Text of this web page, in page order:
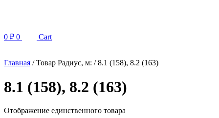
0 ₽ 0 Cart
Главная / Товар Радиус, м: / 8.1 (158), 8.2 (163)
8.1 (158), 8.2 (163)
Отображение единственного товара